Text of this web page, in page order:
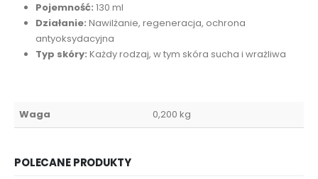
Pojemność: 130 ml
Działanie: Nawilżanie, regeneracja, ochrona
antyoksydacyjna
Typ skóry: Każdy rodzaj, w tym skóra sucha i wrażliwa
Waga 0,200 kg
POLECANE PRODUKTY